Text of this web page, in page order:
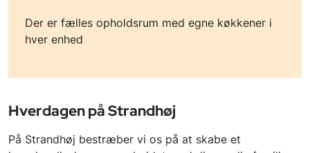
Der er fælles opholdsrum med egne køkkener i
hver enhed
Hverdagen på Strandhøj
På Strandhøj bestræber vi os på at skabe et